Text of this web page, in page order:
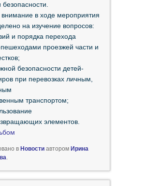
безопасности.
в ходе мероприятия
на изучение вопросов:
и порядка перехода
проезжей части и
безопасности детей-
при перевозках личным,
транспортом;
элементов.
в Новостиавтором Ирина
.